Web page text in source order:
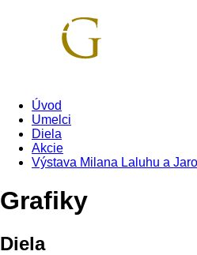
Úvod
Umelci
Diela
Akcie
Výstava Milana Laluhu a
Grafiky
Diela